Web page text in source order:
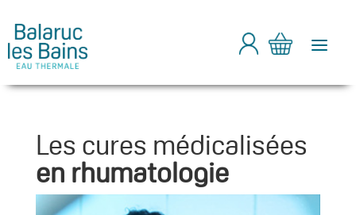
a
Les cures médicalisées
en rhumatologie